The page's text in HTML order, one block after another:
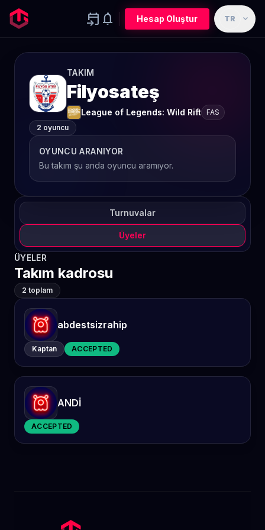
event_upcoming notifications Hesap Oluştur TR expand_more
TAKIM
Filyosateş
League of Legends: Wild Rift FAS
2 oyuncu
OYUNCU ARANIYOR
Bu takım şu anda oyuncu aramıyor.
Turnuvalar
Üyeler
ÜYELER
Takım kadrosu
2 toplam
abdestsizrahip
Kaptan ACCEPTED
ANDİ
ACCEPTED